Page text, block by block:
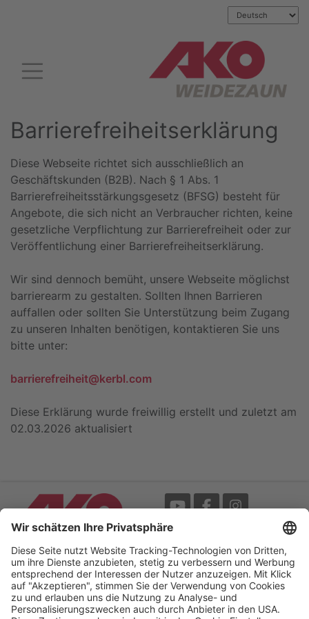
Barrierefreiheitserklärung
Diese Webseite richtet sich ausschließlich an
Geschäftskunden (B2B). Nach § 1 Abs. 1
Barrierefreiheitsstärkungsgesetz (BFSG) besteht für
Angebote, die sich nicht an Verbraucher richten, keine
gesetzliche Verpflichtung zur Barrierefreiheit oder zur
Veröffentlichung einer Barrierefreiheitserklärung.
Wir sind dennoch bemüht, unsere Webseite möglichst
barrierearm zu gestalten. Sollten Ihnen Barrieren
auffallen oder sollten Sie Unterstützung beim Zugang
zu unseren Inhalten benötigen, kontaktieren Sie uns
bitte unter:
barrierefreiheit@kerbl.com
Diese Erklärung wurde freiwillig erstellt und zuletzt am
02.03.2026 aktualisiert
Messe
Mediathek
Blätterkatalog
AGB
Garantie
Impressum